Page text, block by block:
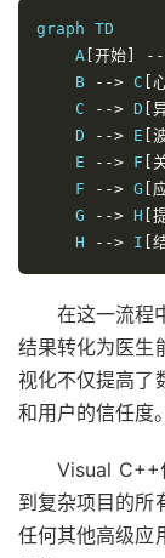
graph TD
    A
[开始] --
    B
--> C [
    C
--> D [
    D
--> E [
    E
--> F [
    F
--> G [
    G
--> H [
    H
--> I [
在这一流程
结果转化为医生
视化不仅提高了
和用户的信任度。
Visual C++
到复杂项目的所
任何其他高级应